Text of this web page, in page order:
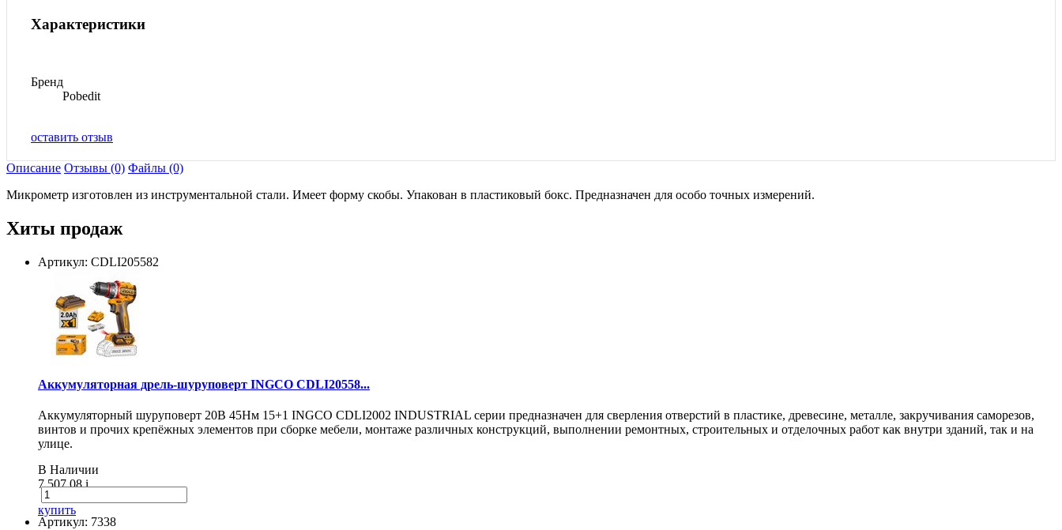
Характеристики
Бренд
Pobedit
оставить отзыв
Описание Отзывы (0) Файлы (0)
Микрометр изготовлен из инструментальной стали. Имеет форму скобы. Упакован в пластиковый бокс. Предназначен для особо точных измерений.
Хиты продаж
Артикул: CDLI205582
Аккумуляторная дрель-шуруповерт INGCO CDLI20558...
Аккумуляторный шуруповерт 20В 45Нм 15+1 INGCO CDLI2002 INDUSTRIAL серии предназначен для сверления отверстий в пластике, древесине, металле, закручивания саморезов,
винтов и прочих крепёжных элементов при сборке мебели, монтаже различных конструкций, выполнении ремонтных, строительных и отделочных работ как внутри зданий, так и на
улице.
В Наличии
7 507.08i
купить
Артикул: 7338